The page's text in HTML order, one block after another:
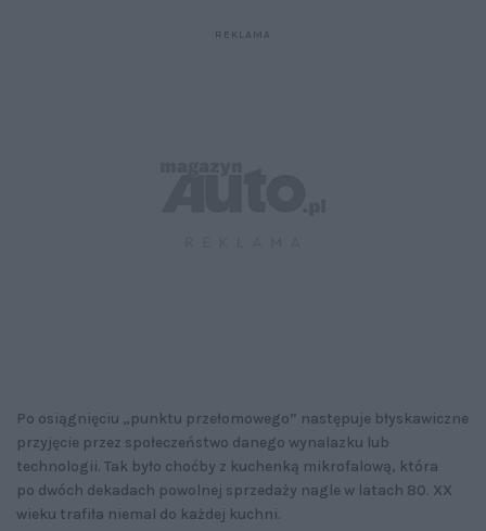
Po osiągnięciu „punktu przełomowego” następuje błyskawiczne
przyjęcie przez społeczeństwo danego wynalazku lub
technologii. Tak było choćby z kuchenką mikrofalową, która
po dwóch dekadach powolnej sprzedaży nagle w latach 80. XX
wieku trafiła niemal do każdej kuchni.